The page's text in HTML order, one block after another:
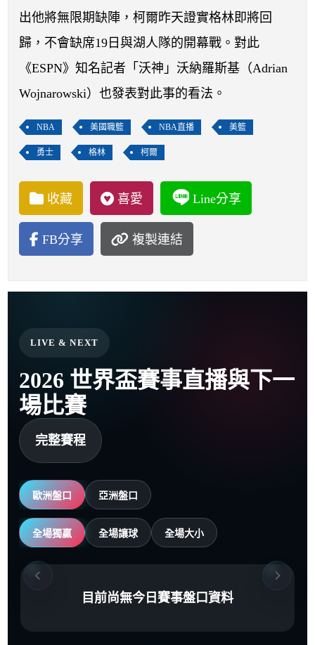
出他將無限期缺陣，柯爾昨天證實格林即將回
歸，不會缺席19日與湖人隊的開幕戰。對此
《ESPN》知名記者「沃神」沃納羅斯基（Adrian
Wojnarowski）也發表對此事的看法。
NBA 美國職籃 NBA直播 美籃
勇士 格林 柯爾
收藏 喜愛 Line分享
FB分享 複製連結
LIVE & NEXT
2026 世界盃賽事直播與下一
場比賽
完整賽程
歐洲盤口 亞洲盤口
全場獨贏 全場讓球 全場大小
目前尚無今日賽事盤口資料